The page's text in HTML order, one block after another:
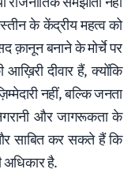
के केंद्रीय महत्व को
क़ानून बनाने के मोर्चे पर
दीवार हैं, क्योंकि
नहीं, बल्कि जनता
और जागरूकता के
साबित कर सकते हैं कि
अधिकार है.